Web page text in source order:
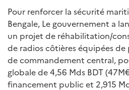
Pour renforcer la sécurité
Bengale, Le gouvernement a
un projet de réhabilitation/
de radios côtières équipées de
de commandement central,
globale de 4,56 Mds BDT
financement public et 2,915